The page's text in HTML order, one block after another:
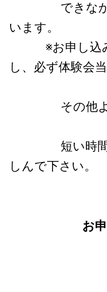
できなかっ
います。
※お申し込み
し、必ず体験会
その他よく
短い時
しんで下さい。
お